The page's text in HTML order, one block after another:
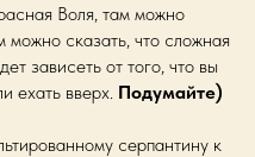
Воля, там можно
можно сказать, что сложная
зависеть от того, что вы
ехать вверх. Подумайте)
серпантину к